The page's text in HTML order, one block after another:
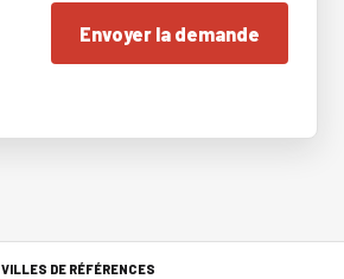
Envoyer la demande
VILLES DE RÉFÉRENCES